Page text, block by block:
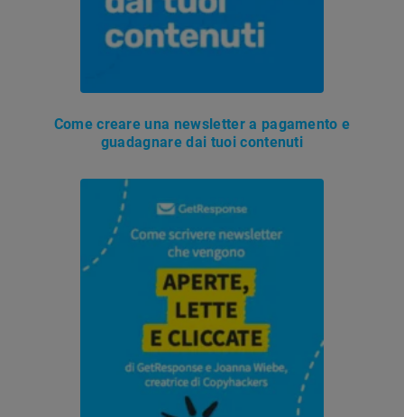
Come creare una newsletter a pagamento e
guadagnare dai tuoi contenuti